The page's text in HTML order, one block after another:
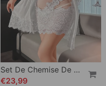
Set De Chemise De Nuit Unie À Volants
€23,99